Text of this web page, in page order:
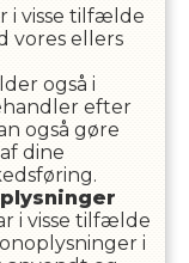
i visse tilfælde
vores ellers
også i
efter
også gøre
dine
i visse tilfælde
i